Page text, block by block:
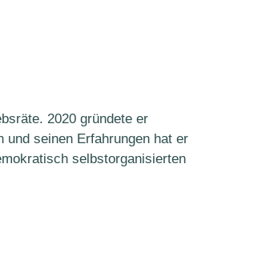
2020 gründete er
und seinen Erfahrungen hat er
selbstorganisierten